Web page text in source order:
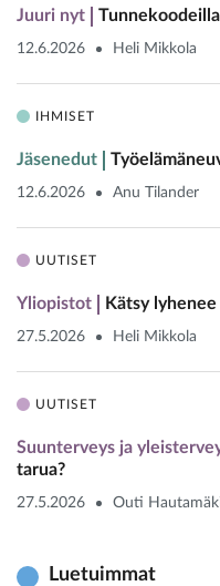
Juuri nyt
12.6.2026 Heli Mikkola
IHMISET
Jäsenedut
12.6.2026 Anu Tilander
UUTISET
Yliopistot Kätsy
27.5.2026 Heli Mikkola
UUTISET
Suunterveys ja
tarua?
27.5.2026 Outi
Luetuimmat